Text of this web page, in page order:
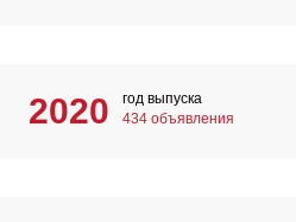
2020
год выпуска
434 объявления